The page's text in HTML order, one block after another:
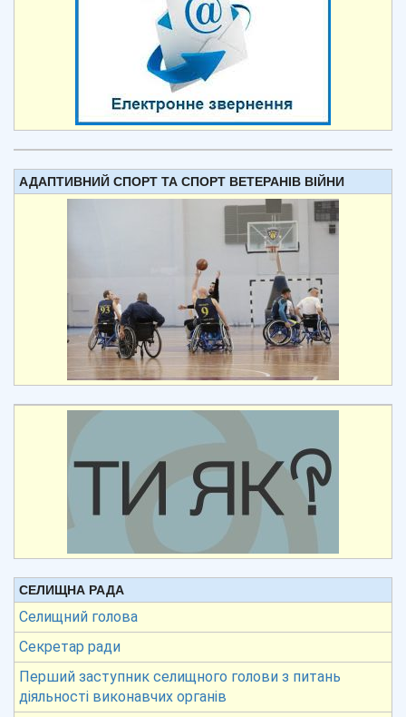
АДАПТИВНИЙ СПОРТ ТА СПОРТ ВЕТЕРАНІВ ВІЙНИ
СЕЛИЩНА РАДА
Селищний голова
Секретар ради
Перший заступник селищного голови з питань
діяльності виконавчих органів